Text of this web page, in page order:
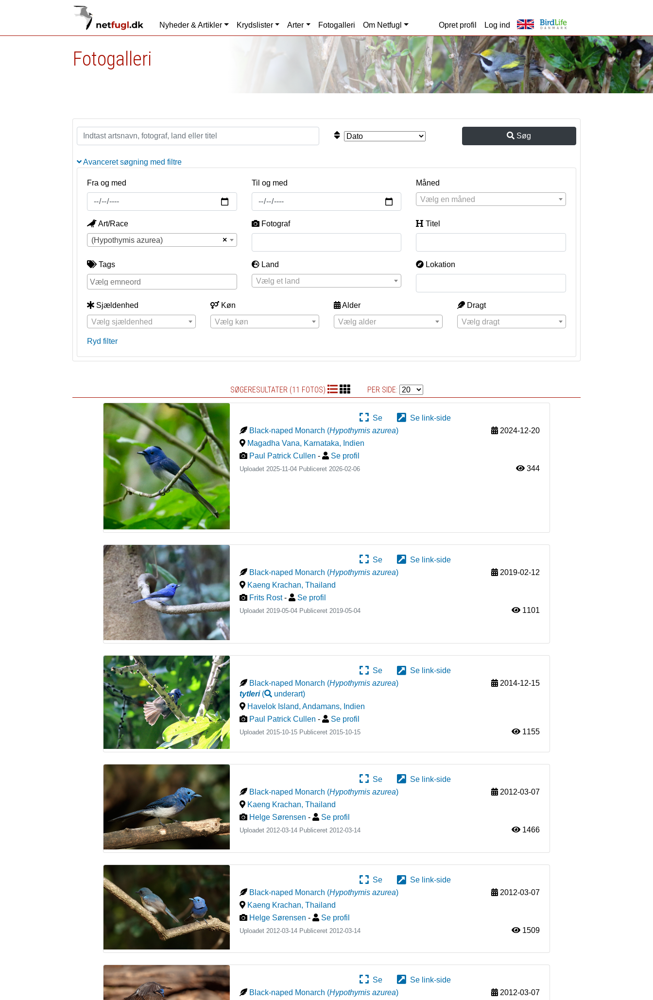
Nyheder & Artikler Krydslister Arter Fotogalleri Om Netfugl Opret profil Log ind
Fotogalleri
Søg
Avanceret søgning med filtre
Fra og med Til og med
Måned
Vælg en måned
Art/Race
×
(Hypothymis azurea)
Fotograf Titel
Tags
Land
Vælg et land
Lokation
Sjældenhed
Vælg sjældenhed
Køn
Vælg køn
Alder
Vælg alder
Dragt
Vælg dragt
Ryd filter
SØGERESULTATER (11 FOTOS) PER SIDE:
Se
Se link-side
Black-naped Monarch (Hypothymis azurea)
2024-12-20
Magadha Vana, Karnataka, Indien
Paul Patrick Cullen - Se profil
Uploadet 2025-11-04 Publiceret2026-02-06 344
Se
Se link-side
Black-naped Monarch (Hypothymis azurea)
2019-02-12
Kaeng Krachan,Thailand
Frits Rost - Se profil
Uploadet 2019-05-04 Publiceret2019-05-04 1101
Se
Se link-side
Black-naped Monarch (Hypothymis azurea)
tytleri( underart)
2014-12-15
Havelok Island, Andamans, Indien
Paul Patrick Cullen- Se profil
Uploadet 2015-10-15 Publiceret2015-10-15 1155
Se
Se link-side
Black-naped Monarch (Hypothymis azurea)
2012-03-07
Kaeng Krachan,Thailand
Helge Sørensen - Se profil
Uploadet 2012-03-14 Publiceret 2012-03-14 1466
Se
Se link-side
Black-naped Monarch (Hypothymis azurea)
2012-03-07
Kaeng Krachan,Thailand
Helge Sørensen - Se profil
Uploadet 2012-03-14 Publiceret2012-03-14 1509
Se
Se link-side
Black-naped Monarch (Hypothymis azurea)
2012-03-07